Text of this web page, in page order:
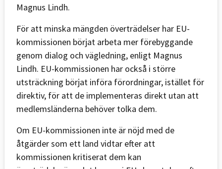
Magnus Lindh.
För att minska mängden överträdelser har EU-
kommissionen börjat arbeta mer förebyggande
genom dialog och vägledning, enligt Magnus
Lindh. EU-kommissionen har också i större
utsträckning börjat införa förordningar, istället för
direktiv, för att de implementeras direkt utan att
medlemsländerna behöver tolka dem.
Om EU-kommissionen inte är nöjd med de
åtgärder som ett land vidtar efter att
kommissionen kritiserat dem kan